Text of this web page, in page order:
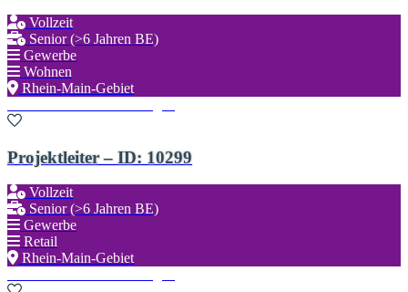
Vollzeit
Senior (>6 Jahren BE)
Gewerbe
Wohnen
Rhein-Main-Gebiet
Projektleiter – ID: 10299
Vollzeit
Senior (>6 Jahren BE)
Gewerbe
Retail
Rhein-Main-Gebiet